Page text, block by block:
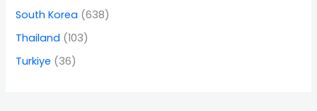
South Korea (638)
Thailand (103)
Turkiye (36)